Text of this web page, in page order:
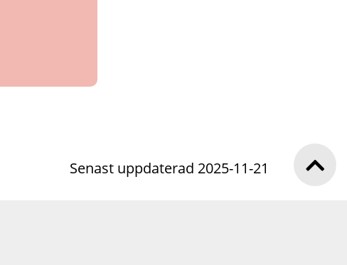
Senast uppdaterad 2025-11-21